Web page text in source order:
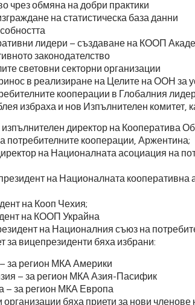
чрез обмяна на добри практики
на статистическа база данни
лидери – създаване на КООП
законодателство
световни секторни организации
в реализиране на Целите на ООН за
кооперации в Глобалния
избраха и нов Изпълнителен комитет,
директор на Кооператива
кооперации, Аржентина;
на Националната асоциация на
на Националната кооперативна
на Кооп Чехия;
на КООП Украйна
на Националния съюз на
вицепрезиденти бяха избрани:
за регион МКА Америки
– за регион МКА Азия-Пасифик
– за регион МКА Европа
бяха приети за нови членове